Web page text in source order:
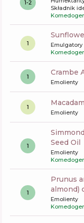
1-2
Składnik
1 Emulgatory
1
Emolienty
1
Emolienty
1
Simmondsia Chinensis (jojoba)
Seed Oil
Emolienty
1
prunus amygdalus dulcis (sweet
almond)
Emolienty